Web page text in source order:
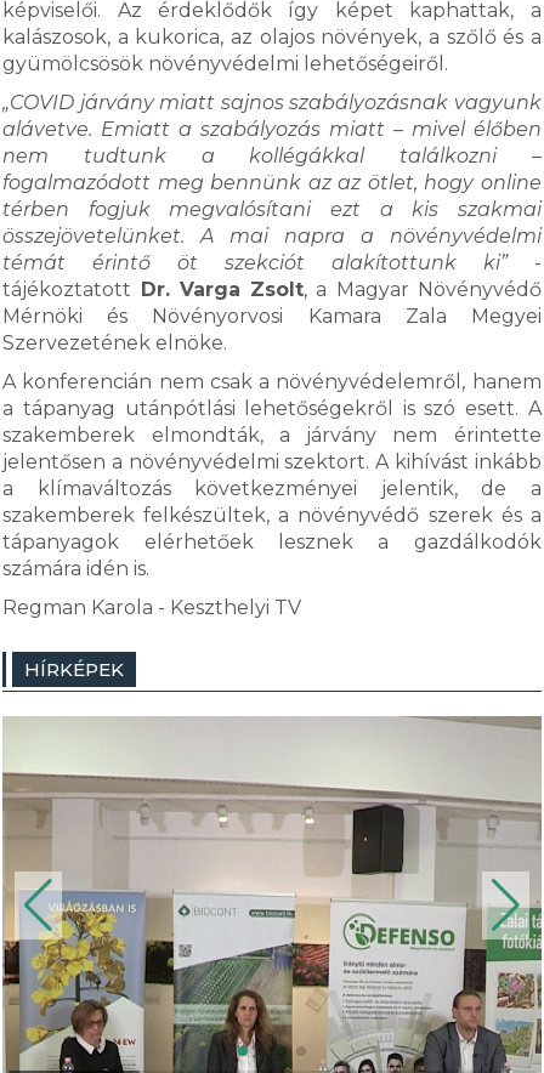
képviselői. Az érdeklődők így képet kaphattak, a
kalászosok, a kukorica, az olajos növények, a szőlő és a
gyümölcsösök növényvédelmi lehetőségeiről.
„COVID járvány miatt sajnos szabályozásnak vagyunk
alávetve. Emiatt a szabályozás miatt – mivel élőben
nem tudtunk a kollégákkal találkozni –
fogalmazódott meg bennünk az az ötlet, hogy online
térben fogjuk megvalósítani ezt a kis szakmai
összejövetelünket. A mai napra a növényvédelmi
témát érintő öt szekciót alakítottunk ki”-
tájékoztatott Dr. Varga Zsolt, a Magyar Növényvédő
Mérnöki és Növényorvosi Kamara Zala Megyei
Szervezetének elnöke.
A konferencián nem csak a növényvédelemről, hanem
a tápanyag utánpótlási lehetőségekről is szó esett. A
szakemberek elmondták, a járvány nem érintette
jelentősen a növényvédelmi szektort. A kihívást inkább
a klímaváltozás következményei jelentik, de a
szakemberek felkészültek, a növényvédő szerek és a
tápanyagok elérhetőek lesznek a gazdálkodók
számára idén is.
Regman Karola - Keszthelyi TV
HÍRKÉPEK